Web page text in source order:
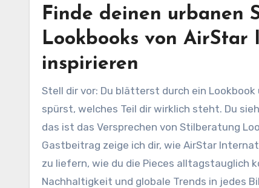
Finde deinen urbanen
Lookbooks von
inspirieren
Stell dir vor: Du blätterst durch ein
spürst, welches Teil dir wirklich steht. Du
das ist das Versprechen von Stilberatung
Gastbeitrag zeige ich dir, wie AirStar
zu liefern, wie du die Pieces alltagstauglich
Nachhaltigkeit und globale Trends in jedes